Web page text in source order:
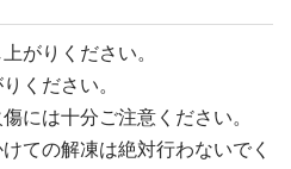
がりください。
ください。
には十分ご注意ください。
ての解凍は絶対行わないでく